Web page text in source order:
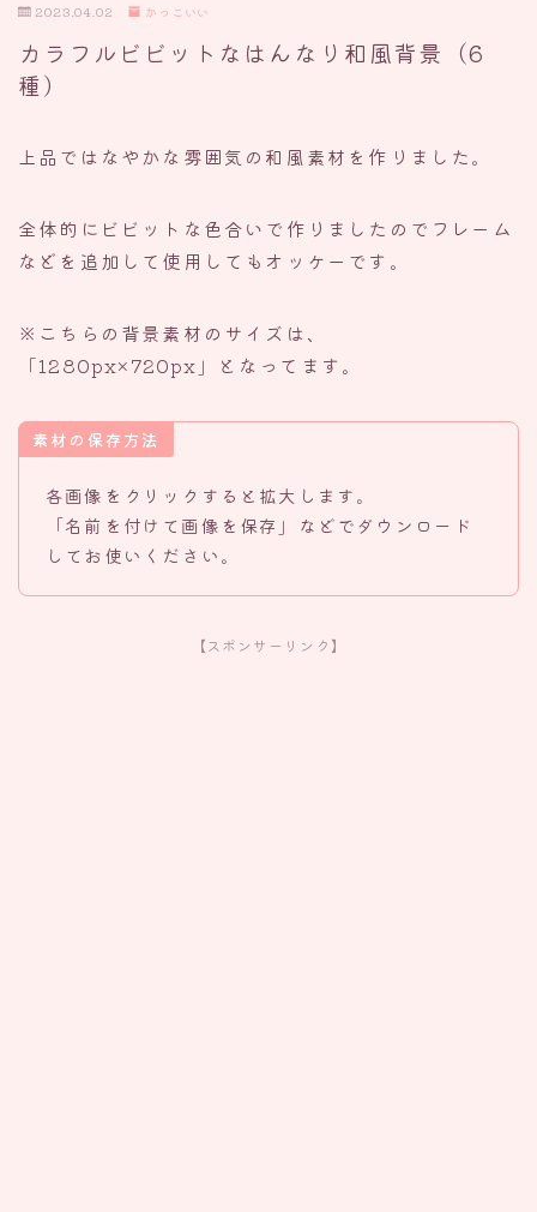
2023.04.02 かっこいい
カラフルビビットなはんなり和風背景（6
種）
上品ではなやかな雰囲気の和風素材を作りました。
全体的にビビットな色合いで作りましたのでフレーム
などを追加して使用してもオッケーです。
※こちらの背景素材のサイズは、
「1280px×720px」となってます。
素材の保存方法
各画像をクリックすると拡大します。
「名前を付けて画像を保存」などでダウンロード
してお使いください。
【スポンサーリンク】